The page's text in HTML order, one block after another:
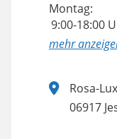
Montag:
9:00-18:00
Rosa-
06917